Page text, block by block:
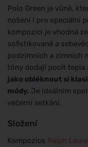
Polo Green je vůně,
nošení i pro speciální
kompozici je vhodná
sofistikovaně a
podzimních a zimních
tóny dodají pocit tepla
jako obléknout si
módy. Je ideálním
večerní setkání.
Složení
Kompozice Ralph